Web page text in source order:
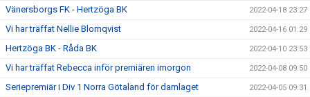
Vänersborgs FK - Hertzöga BK 2022-04-18 23:27
Vi har träffat Nellie Blomqvist 2022-04-16 01:29
Hertzöga BK - Råda BK 2022-04-10 23:53
Vi har träffat Rebecca inför premiären imorgon 2022-04-08 09:50
Seriepremiär i Div 1 Norra Götaland för damlaget 2022-04-05 09:31